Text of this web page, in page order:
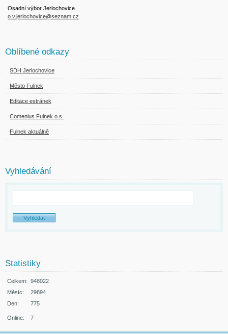
Osadní výbor Jerlochovice
o.v.jerlochovice@seznam.cz
Oblíbené odkazy
SDH Jerlochovice
Město Fulnek
Editace estránek
Comenius Fulnek o.s.
Fulnek aktuálně
Vyhledávání
Statistiky
Online: 7
Celkem: 948022
Měsíc:
29894
Den:
775